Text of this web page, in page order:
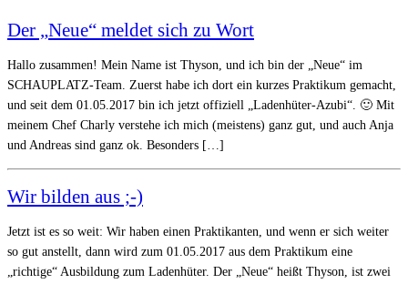
Der „Neue“ meldet sich zu Wort
Hallo zusammen! Mein Name ist Thyson, und ich bin der „Neue“ im
SCHAUPLATZ-Team. Zuerst habe ich dort ein kurzes Praktikum gemacht,
und seit dem 01.05.2017 bin ich jetzt offiziell „Ladenhüter-Azubi“. 🙂 Mit
meinem Chef Charly verstehe ich mich (meistens) ganz gut, und auch Anja
und Andreas sind ganz ok. Besonders […]
Wir bilden aus ;-)
Jetzt ist es so weit: Wir haben einen Praktikanten, und wenn er sich weiter
so gut anstellt, dann wird zum 01.05.2017 aus dem Praktikum eine
„richtige“ Ausbildung zum Ladenhüter. Der „Neue“ heißt Thyson, ist zwei